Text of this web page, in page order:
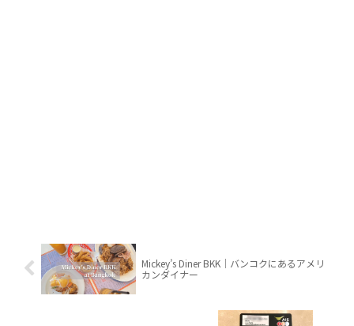
Mickey’s Diner BKK｜バンコクにあるアメリ
カンダイナー